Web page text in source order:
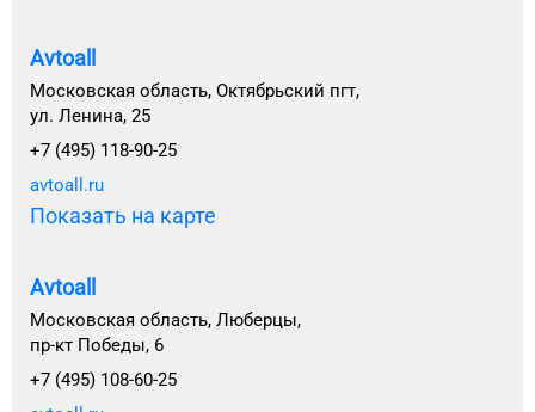
Avtoall
Московская область, Октябрьский пгт,
ул. Ленина, 25
+7 (495) 118-90-25
avtoall.ru
Показать на карте
Avtoall
Московская область, Люберцы,
пр-кт Победы, 6
+7 (495) 108-60-25